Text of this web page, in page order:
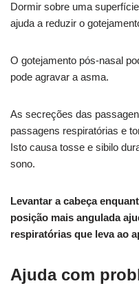
Dormir sobre uma
ajuda a reduzir o
O gotejamento pós-nasal
pode agravar a asma.
As secreções das
passagens respiratórias e
Isto causa tosse e sibilo
sono.
Levantar a cabeça
posição mais angulada
respiratórias que leva ao
Ajuda com